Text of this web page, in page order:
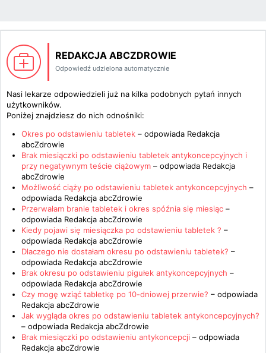
REDAKCJA ABCZDROWIE
Odpowiedź udzielona automatycznie
Nasi lekarze odpowiedzieli już na kilka podobnych pytań innych
użytkowników.
Poniżej znajdziesz do nich odnośniki:
Okres po odstawieniu tabletek – odpowiada Redakcja
abcZdrowie
Brak miesiączki po odstawieniu tabletek antykoncepcyjnych i
przy negatywnym teście ciążowym – odpowiada Redakcja
abcZdrowie
Możliwość ciąży po odstawieniu tabletek antykoncepcyjnych –
odpowiada Redakcja abcZdrowie
Przerwałam branie tabletek i okres spóźnia się miesiąc –
odpowiada Redakcja abcZdrowie
Kiedy pojawi się miesiączka po odstawieniu tabletek ? –
odpowiada Redakcja abcZdrowie
Dlaczego nie dostałam okresu po odstawieniu tabletek? –
odpowiada Redakcja abcZdrowie
Brak okresu po odstawieniu pigułek antykoncepcyjnych –
odpowiada Redakcja abcZdrowie
Czy mogę wziąć tabletkę po 10-dniowej przerwie? – odpowiada
Redakcja abcZdrowie
Jak wygląda okres po odstawieniu tabletek antykoncepcyjnych?
– odpowiada Redakcja abcZdrowie
Brak miesiączki po odstawieniu antykoncepcji – odpowiada
Redakcja abcZdrowie